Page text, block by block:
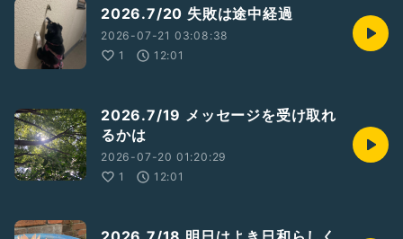
2026.7/20 失敗は途中経過
2026-07-21 03:08:38
1
12:01
2026.7/19 メッセージを受け取れ
るかは
2026-07-20 01:20:29
1
12:01